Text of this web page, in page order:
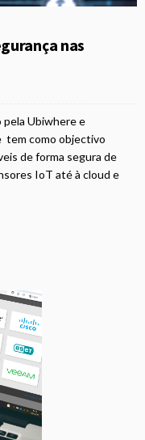
nas
Ubiwhere e
tem como objectivo
de forma segura de
IoT até à cloud e